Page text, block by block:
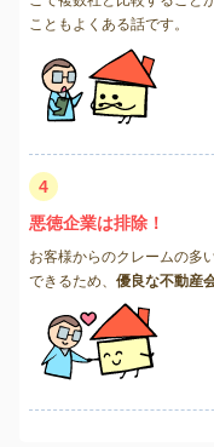
こともよくある話です。
4
悪徳企業は排除！
お客様からのクレームの多
できるため、 優良な不動産